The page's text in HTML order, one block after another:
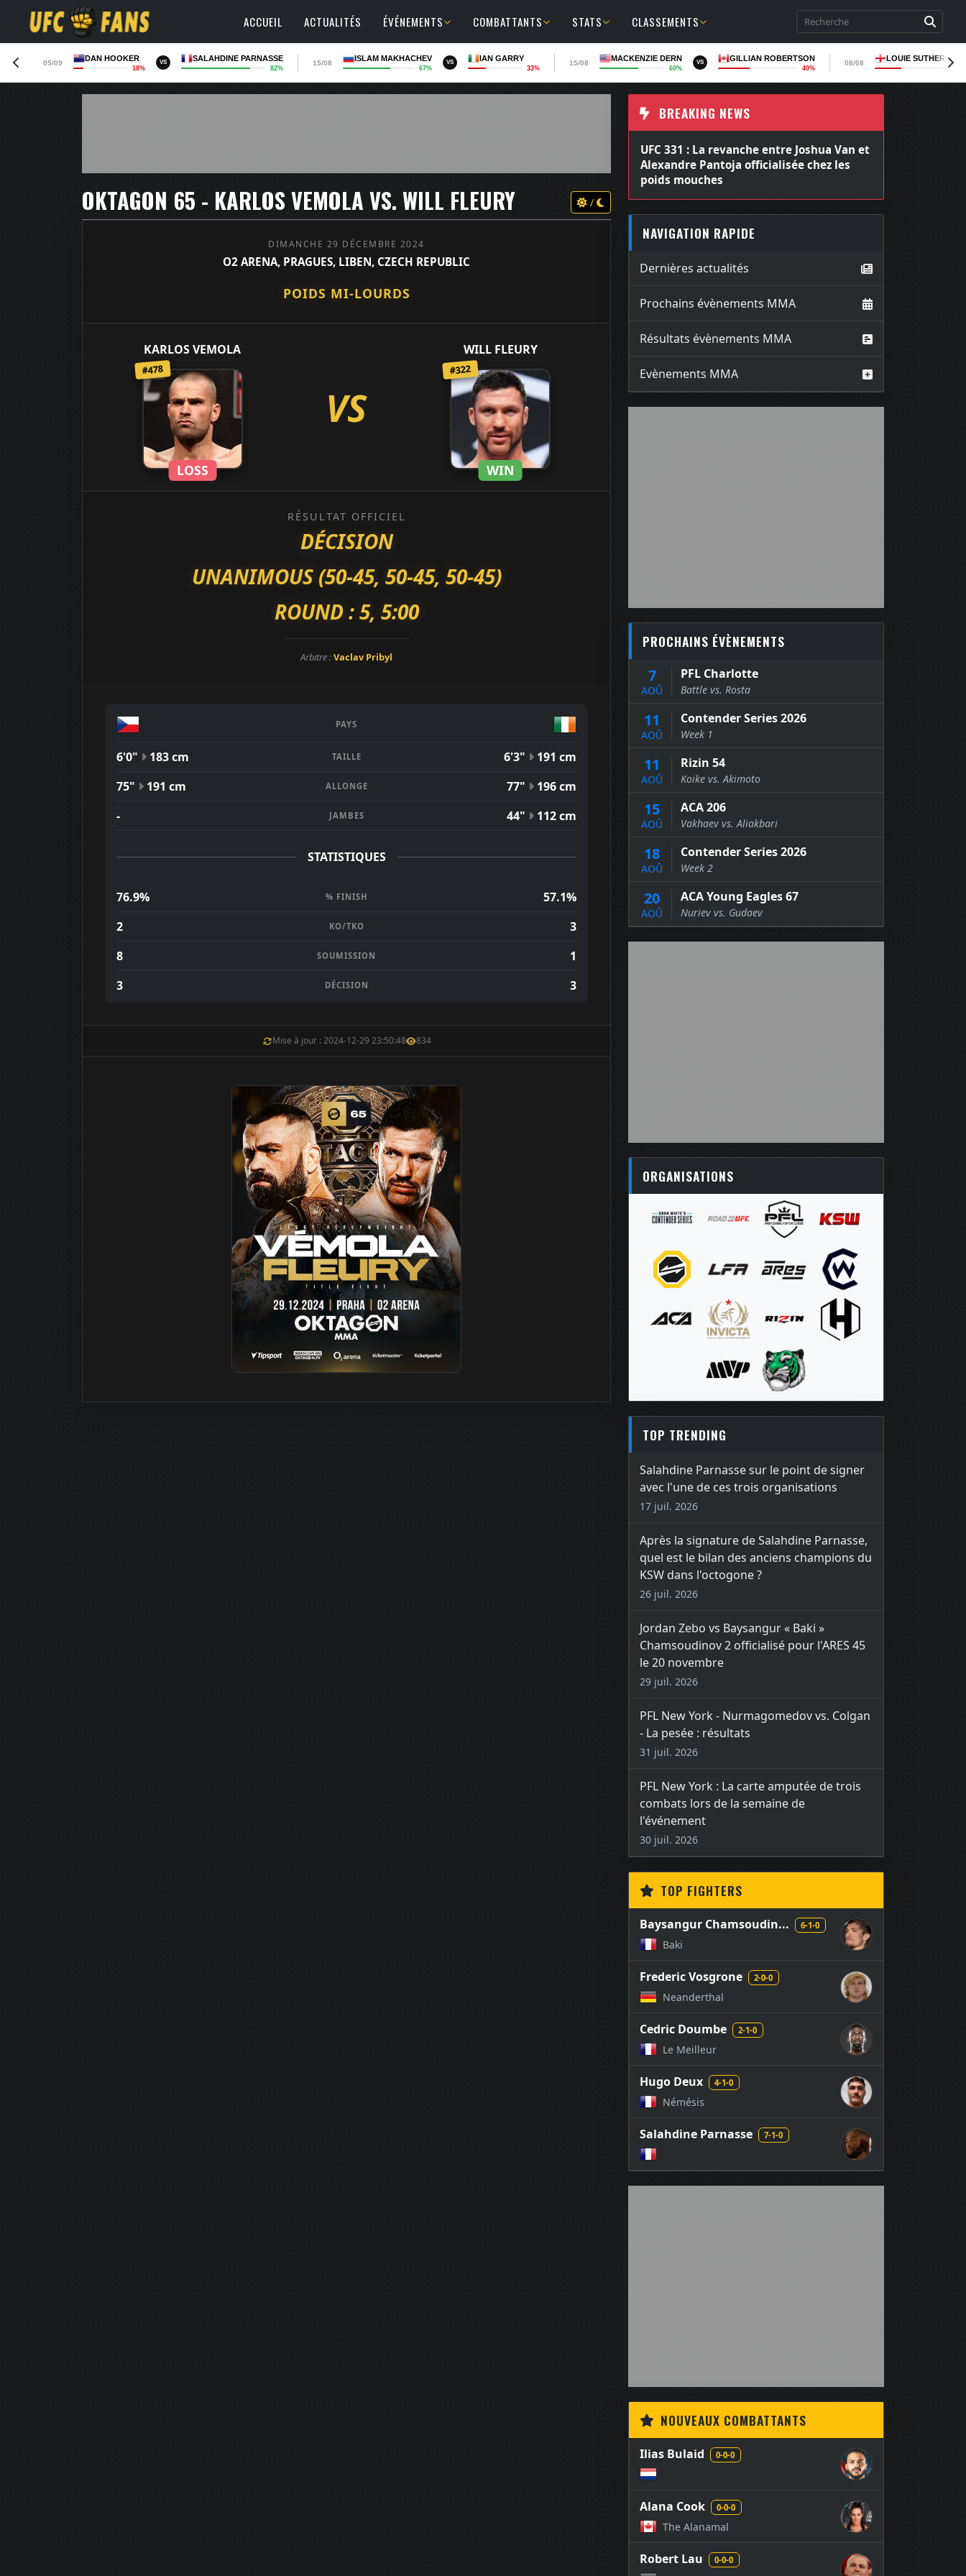
ACCUEIL ACTUALITÉS ÉVÉNEMENTS COMBATTANTS STATS CLASSEMENTS
05/09
DAN HOOKER
18%
VS SALAHDINE PARNASSE
82%
15/08
ISLAM MAKHACHEV
67%
VS IAN GARRY
33%
15/08
MACKENZIE DERN
60%
VS GILLIAN ROBERTSON
40%
08/08
LOUIE
OKTAGON 65 - KARLOS VEMOLA VS. WILL FLEURY /
DIMANCHE 29 DÉCEMBRE 2024
O2 ARENA, PRAGUES, LIBEN, CZECH REPUBLIC
POIDS MI-LOURDS
KARLOS VEMOLA
#478
LOSS
VS
WILL FLEURY
#322
WIN
RÉSULTAT OFFICIEL
DÉCISION
UNANIMOUS (50-45, 50-45, 50-45)
ROUND : 5, 5:00
Arbitre :Vaclav Pribyl
PAYS
6'0" 183 cm TAILLE 6'3"
191 cm
75"
191 cm ALLONGE 77"
196 cm
-
JAMBES 44" 112 cm
STATISTIQUES
76.9% % FINISH
57.1%
2
KO/TKO
3
8
SOUMISSION
1
3
DÉCISION 3
Mise à jour : 2024-12-29 23:50:48 834
BREAKING NEWS
UFC 331 : La revanche entre Joshua Van et
Alexandre Pantoja officialisée chez les
poids mouches
NAVIGATION RAPIDE
Dernières actualités
Prochains évènements MMA
Résultats évènements MMA
Evènements MMA
PROCHAINS ÉVÈNEMENTS
7
AOÛ
PFL Charlotte
Battle vs. Rosta
11
AOÛ
Contender Series 2026
Week 1
11
AOÛ
Rizin 54
Koike vs. Akimoto
15
AOÛ
ACA 206
Vakhaev vs. Aliakbari
18
AOÛ
Contender Series 2026
Week 2
20
AOÛ
ACA Young Eagles 67
Nuriev vs. Gudaev
ORGANISATIONS
TOP TRENDING
Salahdine Parnasse sur le point de signer
avec l'une de ces trois organisations
17 juil. 2026
Après la signature de Salahdine Parnasse,
quel est le bilan des anciens champions du
KSW dans l'octogone ?
26 juil. 2026
Jordan Zebo vs Baysangur « Baki »
Chamsoudinov 2 officialisé pour l'ARES 45
le 20 novembre
29 juil. 2026
PFL New York - Nurmagomedov vs. Colgan
- La pesée : résultats
31 juil. 2026
PFL New York : La carte amputée de trois
combats lors de la semaine de
l'événement
30 juil. 2026
TOP FIGHTERS
Baysangur Chamsoudin... 6-1-0
Baki
Frederic Vosgrone 2-0-0
Neanderthal
Cedric Doumbe 2-1-0
Le Meilleur
Hugo Deux 4-1-0
Némésis
Salahdine Parnasse 7-1-0
NOUVEAUX COMBATTANTS
Ilias Bulaid 0-0-0
Alana Cook 0-0-0
The Alanamal
Robert Lau 0-0-0